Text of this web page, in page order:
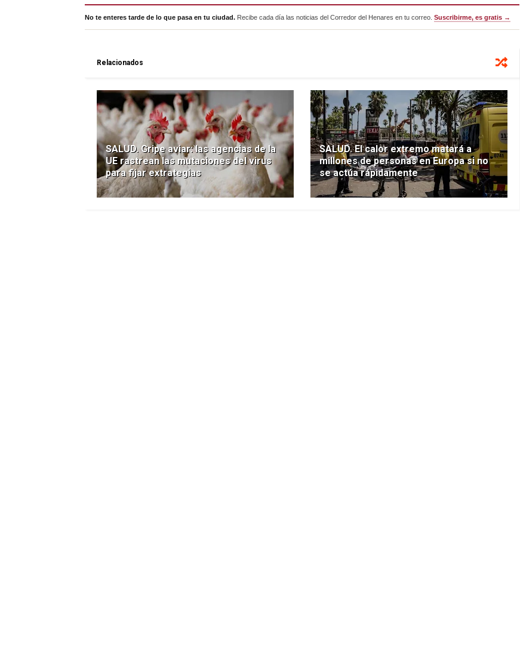
No te enteres tarde de lo que pasa en tu ciudad. Recibe cada día las noticias del Corredor del Henares en tu correo. Suscribirme, es gratis →
Relacionados
SALUD. Gripe aviar: las agencias de la
UE rastrean las mutaciones del virus
para fijar extrategias
SALUD. El calor extremo matará a
millones de personas en Europa si no
se actúa rápidamente